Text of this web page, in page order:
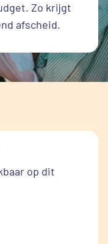
Zo krijgt
afscheid.
op dit